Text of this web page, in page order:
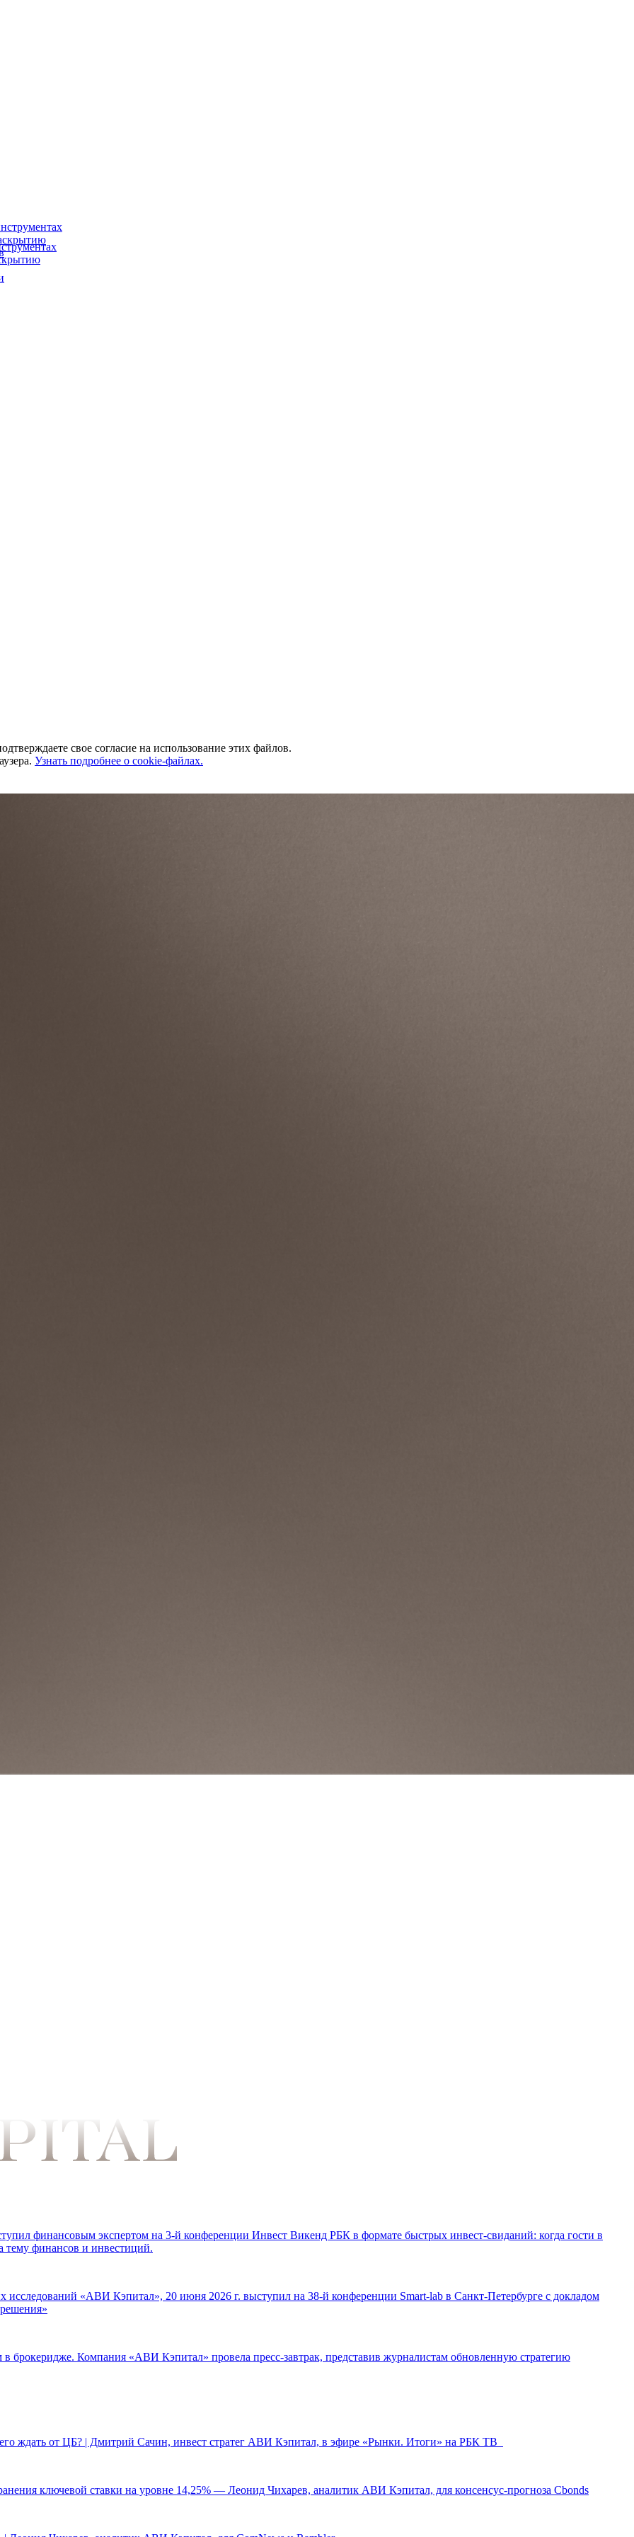
свое согласие на использование этих файлов.
Узнать подробнее о cookie-файлах.
финансовым экспертом на 3-й конференции Инвест Викенд РБК в формате быстрых инвест-свиданий: когда гости в
тему финансов и инвестиций.
исследований «АВИ Кэпитал», 20 июня 2026 г. выступил на 38-й конференции Smart-lab в Санкт-Петербурге с докладом
в брокеридже. Компания «АВИ Кэпитал» провела пресс-завтрак, представив журналистам обновленную стратегию
ждать от ЦБ? | Дмитрий Сачин, инвест стратег АВИ Кэпитал, в эфире «Рынки. Итоги» на РБК ТВ
ключевой ставки на уровне 14,25% — Леонид Чихарев, аналитик АВИ Кэпитал, для консенсус-прогноза Cbonds